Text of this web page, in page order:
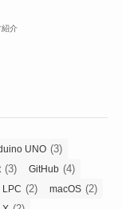
紹介
UNO (3)
(3) GitHub (4)
LPC (2) macOS (2)